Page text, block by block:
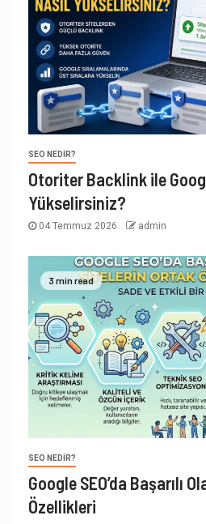
SEO NEDIR?
Otoriter Backlink ile
Yükselirsiniz?
04 Temmuz 2026 admin
3 min read
SEO NEDIR?
Google SEO’da Başarılı
Özellikleri